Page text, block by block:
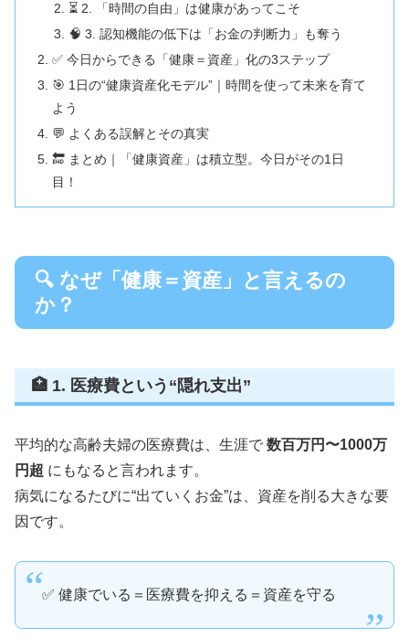
⏳ 2. 「時間の自由」は健康があってこそ
🧠 3. 認知機能の低下は「お金の判断力」も奪う
✅ 今日からできる「健康＝資産」化の3ステップ
🎯 1日の“健康資産化モデル”｜時間を使って未来を育て
よう
💬 よくある誤解とその真実
🔚 まとめ｜「健康資産」は積立型。今日がその1日
目！
🔍 なぜ「健康＝資産」と言えるの
か？
🏥 1. 医療費という“隠れ支出”
平均的な高齢夫婦の医療費は、生涯で 数百万円〜1000万
円超 にもなると言われます。
病気になるたびに“出ていくお金”は、資産を削る大きな要
因です。
✅ 健康でいる＝医療費を抑える＝資産を守る